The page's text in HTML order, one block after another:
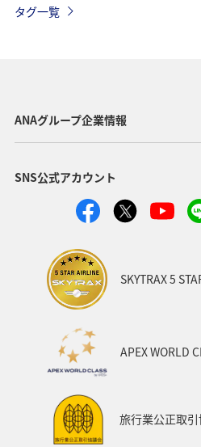
福島県 出張グルメ マイ
記念日 ANA Mall
タグ一覧
ANAグループ企業情報
SNS公式アカウント
SKYTRAX 5
APEX WORLD
旅行業公正取